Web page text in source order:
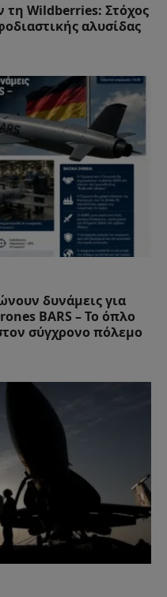
τη Wildberries: Στόχος
αλυσίδας
δυνάμεις για
BARS – Το όπλο
σύγχρονο πόλεμο